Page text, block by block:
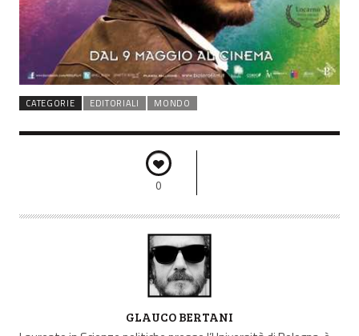
CATEGORIE EDITORIALI MONDO
0
GLAUCO BERTANI